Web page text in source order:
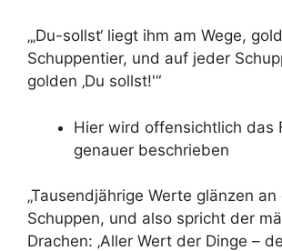
„‚Du-sollst‘ liegt ihm am Wege,
Schuppentier, und auf jeder
golden ‚Du sollst!'“
Hier wird offensichtlich das
genauer beschrieben
„Tausendjährige Werte glänzen an
Schuppen, und also spricht der
Drachen: ‚Aller Wert der Dinge –